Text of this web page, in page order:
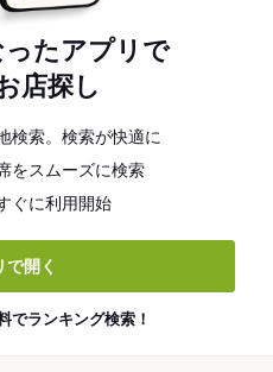
たアプリで
店探し
検索。検索が快適に
をスムーズに検索
ぐに利用開始
で開く
でランキング検索！